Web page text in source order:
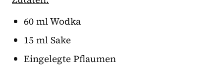
60 ml Wodka
15 ml Sake
Eingelegte Pflaumen